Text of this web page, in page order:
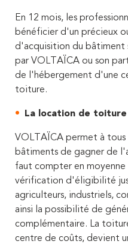
En 12 mois, les
bénéficier d'un précieux
d'acquisition du bâtiment
par VOLTAÏCA ou son
de l'hébergement d'une
toiture.
La location de toiture
VOLTAÏCA permet à
bâtiments de gagner de
faut compter en moyenne
vérification d'éligibilité
agriculteurs, industriels,
ainsi la possibilité de
complémentaire. La
centre de coûts, devient